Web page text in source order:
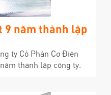
9 năm thành lập
ty Cổ Phần Cơ Điện
thành lập công ty.